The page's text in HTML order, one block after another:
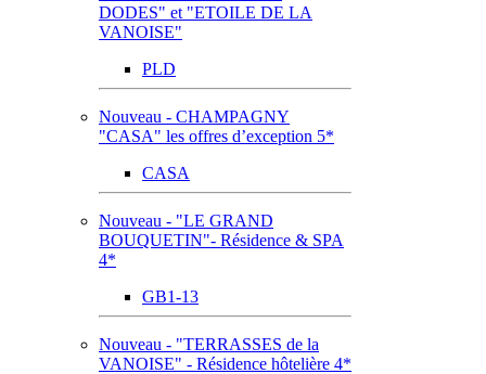
DODES" et "ETOILE DE LA
VANOISE"
PLD
Nouveau - CHAMPAGNY
"CASA" les offres d’exception 5*
CASA
Nouveau - "LE GRAND
BOUQUETIN"- Résidence & SPA
4*
GB1-13
Nouveau - "TERRASSES de la
VANOISE" - Résidence hôtelière 4*